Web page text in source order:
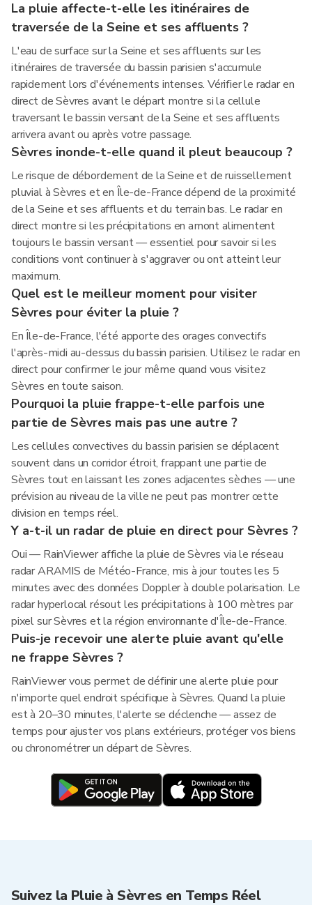
La pluie affecte-t-elle les itinéraires de
traversée de la Seine et ses affluents ?
L'eau de surface sur la Seine et ses affluents sur les
itinéraires de traversée du bassin parisien s'accumule
rapidement lors d'événements intenses. Vérifier le radar en
direct de Sèvres avant le départ montre si la cellule
traversant le bassin versant de la Seine et ses affluents
arrivera avant ou après votre passage.
Sèvres inonde-t-elle quand il pleut beaucoup ?
Le risque de débordement de la Seine et de ruissellement
pluvial à Sèvres et en Île-de-France dépend de la proximité
de la Seine et ses affluents et du terrain bas. Le radar en
direct montre si les précipitations en amont alimentent
toujours le bassin versant — essentiel pour savoir si les
conditions vont continuer à s'aggraver ou ont atteint leur
maximum.
Quel est le meilleur moment pour visiter
Sèvres pour éviter la pluie ?
En Île-de-France, l'été apporte des orages convectifs
l'après-midi au-dessus du bassin parisien. Utilisez le radar en
direct pour confirmer le jour même quand vous visitez
Sèvres en toute saison.
Pourquoi la pluie frappe-t-elle parfois une
partie de Sèvres mais pas une autre ?
Les cellules convectives du bassin parisien se déplacent
souvent dans un corridor étroit, frappant une partie de
Sèvres tout en laissant les zones adjacentes sèches — une
prévision au niveau de la ville ne peut pas montrer cette
division en temps réel.
Y a-t-il un radar de pluie en direct pour Sèvres ?
Oui — RainViewer affiche la pluie de Sèvres via le réseau
radar ARAMIS de Météo-France, mis à jour toutes les 5
minutes avec des données Doppler à double polarisation. Le
radar hyperlocal résout les précipitations à 100 mètres par
pixel sur Sèvres et la région environnante d'Île-de-France.
Puis-je recevoir une alerte pluie avant qu'elle
ne frappe Sèvres ?
RainViewer vous permet de définir une alerte pluie pour
n'importe quel endroit spécifique à Sèvres. Quand la pluie
est à 20–30 minutes, l'alerte se déclenche — assez de
temps pour ajuster vos plans extérieurs, protéger vos biens
ou chronométrer un départ de Sèvres.
Suivez la Pluie à Sèvres en Temps Réel